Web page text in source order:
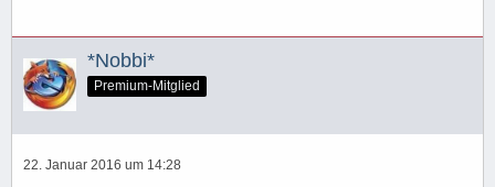
*Nobbi*
Premium-Mitglied
22. Januar 2016 um 14:28